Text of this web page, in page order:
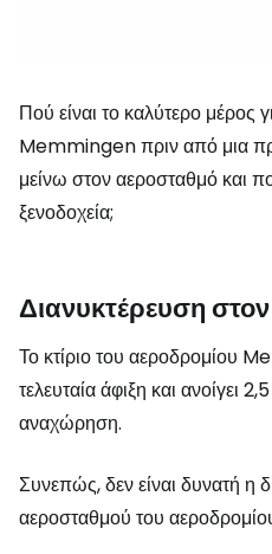
Πού είναι το καλύτερο μέρος
Memmingen πριν από μια
μείνω στον αεροσταθμό και
ξενοδοχεία;
Διανυκτέρευση
Το κτίριο του αεροδρομίου
τελευταία άφιξη και ανοίγει
αναχώρηση.
Συνεπώς, δεν είναι δυνατή η
αεροσταθμού του